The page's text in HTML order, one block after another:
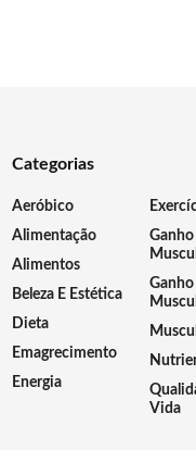
Categorias
Aeróbico
Alimentação
Alimentos
Beleza E Estética
Dieta
Emagrecimento
Energia
Ganho
Ganho
Vida